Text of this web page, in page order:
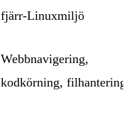
fjärr-Linuxmiljö
Webb­navigering,
kodkörning, filhantering